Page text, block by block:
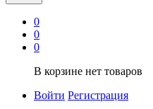
0
0
0
В корзине нет товаров
Войти Регистрация